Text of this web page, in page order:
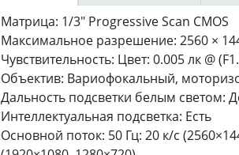
Матрица: 1/3″ Progressive Scan CMOS
Максимальное разрешение: 2560 ×
Чувствительность: Цвет: 0.005 лк @
Объектив: Вариофокальный,
Дальность подсветки белым светом:
Интеллектуальная подсветка: Есть
Основной поток: 50 Гц: 20 к/с